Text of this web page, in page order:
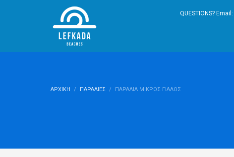
QUESTIONS? Email:
ΑΡΧΙΚΉ ΠΑΡΑΛΊΕΣ ΠΑΡΑΛΊΑ ΜΙΚΡΌΣ ΓΙΑΛΌΣ